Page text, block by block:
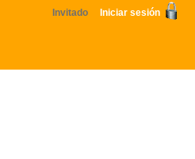
Invitado Iniciar sesión